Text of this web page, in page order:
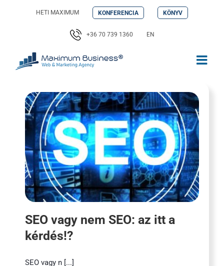
HETI MAXIMUM KONFERENCIA KÖNYV
+36 70 739 1360 EN
SEO vagy nem SEO: az itt a
kérdés!?
SEO vagy n [...]